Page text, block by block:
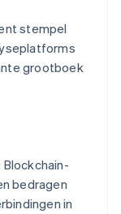
stempel
grootboek
Blockchain-
bedragen
in